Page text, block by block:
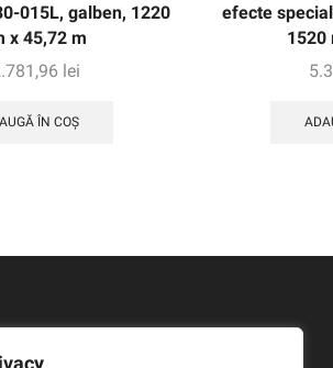
015L, galben, 1220
x 45,72 m
lei
ÎN COȘ
efecte
1520